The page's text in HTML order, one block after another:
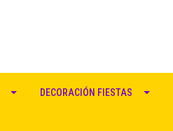
DECORACIÓN FIESTAS